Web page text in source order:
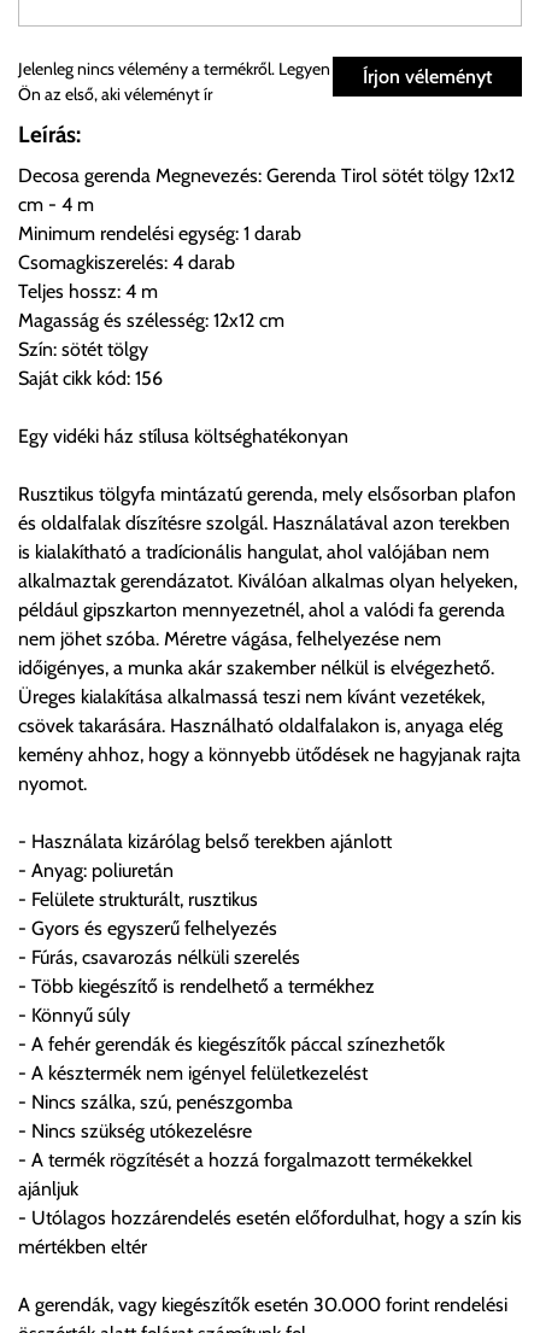
Személyes átvétel:
Önnek lehetősége van rendelését a beérkezést követően
ingyenesen átvenni Budapesti Cégcsoportunk Stúdiójában
előre egyeztetett időpontban.
Cím:1133 Budapest, Váci út 100.
Szállítási díjak:
Az oldalunkon rendelés esetén, amennyiben szállítást is kér,
úgy esetenként több lehetőséget ajánl fel a program. Kérjük, a
költséget válassza ki.
automatikusan nem ajánl fel szállítási költséget, úgy válassza
a 0.- forintos szállítást, kollégáink megvizsgálják a vásárolt
termék adatait, majd visszaigazolják a szállítás költségét.
Ingyenes szállítási lehetőség nincs!
Egyes termékek súlyát a program nem ismeri, rendelés esetén
a központ igazolja vissza. Amennyiben a költséget az Ön által
gondoltnál magasabb értékben igazoljuk vissza, úgy a
visszaigazolástól számított 24 órán belül a terméket
lemondhatja, vagy kérheti a személyes átvételre való
módosítását.
FIGYELEM!!
KERÁMIA TERMÉKEK SZÁLLÍTATÁSA NEM, VAGY CSAK
A MEGRENDELŐ KIFEJEZETT KÉRÉSÉRE ÉS
FELELŐSSÉGÉRE LEHETSÉGES!!
Egyéb leírások:
Budapesti szállítások:
1, Budapestre kért szállítás esetén az általános szállítás
helyett időre történő extra szállítás kérése is lehetséges
egyedi áron. A szállítás megbeszélt időablakban lehetőség
szerint 1 órás intervallumon belüli pontos időpont
megjelöléssel kérhető munkanapokon 09.00 - 15.00 között.
A költséget a megrendeléskor rendelt termék/termékek,
valamint az ott megadott szállítási cím alapján a központ
Írjon véleményt
Jelenleg nincs vélemény a termékről. Legyen
Ön az első, aki véleményt ír
Leírás:
Decosa gerenda Megnevezés: Gerenda Tirol sötét tölgy 12x12
cm - 4 m
Minimum rendelési egység: 1 darab
Csomagkiszerelés: 4 darab
Teljes hossz: 4 m
Magasság és szélesség: 12x12 cm
Szín: sötét tölgy
Saját cikk kód: 156
Egy vidéki ház stílusa költséghatékonyan
Rusztikus tölgyfa mintázatú gerenda, mely elsősorban plafon
és oldalfalak díszítésre szolgál. Használatával azon terekben
is kialakítható a tradícionális hangulat, ahol valójában nem
alkalmaztak gerendázatot. Kiválóan alkalmas olyan helyeken,
például gipszkarton mennyezetnél, ahol a valódi fa gerenda
nem jöhet szóba. Méretre vágása, felhelyezése nem
időigényes, a munka akár szakember nélkül is elvégezhető.
Üreges kialakítása alkalmassá teszi nem kívánt vezetékek,
csövek takarására. Használható oldalfalakon is, anyaga elég
kemény ahhoz, hogy a könnyebb ütődések ne hagyjanak rajta
nyomot.
- Használata kizárólag belső terekben ajánlott
- Anyag: poliuretán
- Felülete strukturált, rusztikus
- Gyors és egyszerű felhelyezés
- Fúrás, csavarozás nélküli szerelés
- Több kiegészítő is rendelhető a termékhez
- Könnyű súly
- A fehér gerendák és kiegészítők páccal színezhetők
- A késztermék nem igényel felületkezelést
- Nincs szálka, szú, penészgomba
- Nincs szükség utókezelésre
- A termék rögzítését a hozzá forgalmazott termékekkel
ajánljuk
- Utólagos hozzárendelés esetén előfordulhat, hogy a szín kis
mértékben eltér
A gerendák, vagy kiegészítők esetén 30.000 forint rendelési